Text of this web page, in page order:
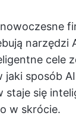
nowoczesne
narzędzi
cele
jaki sposób
staje się
w skrócie.